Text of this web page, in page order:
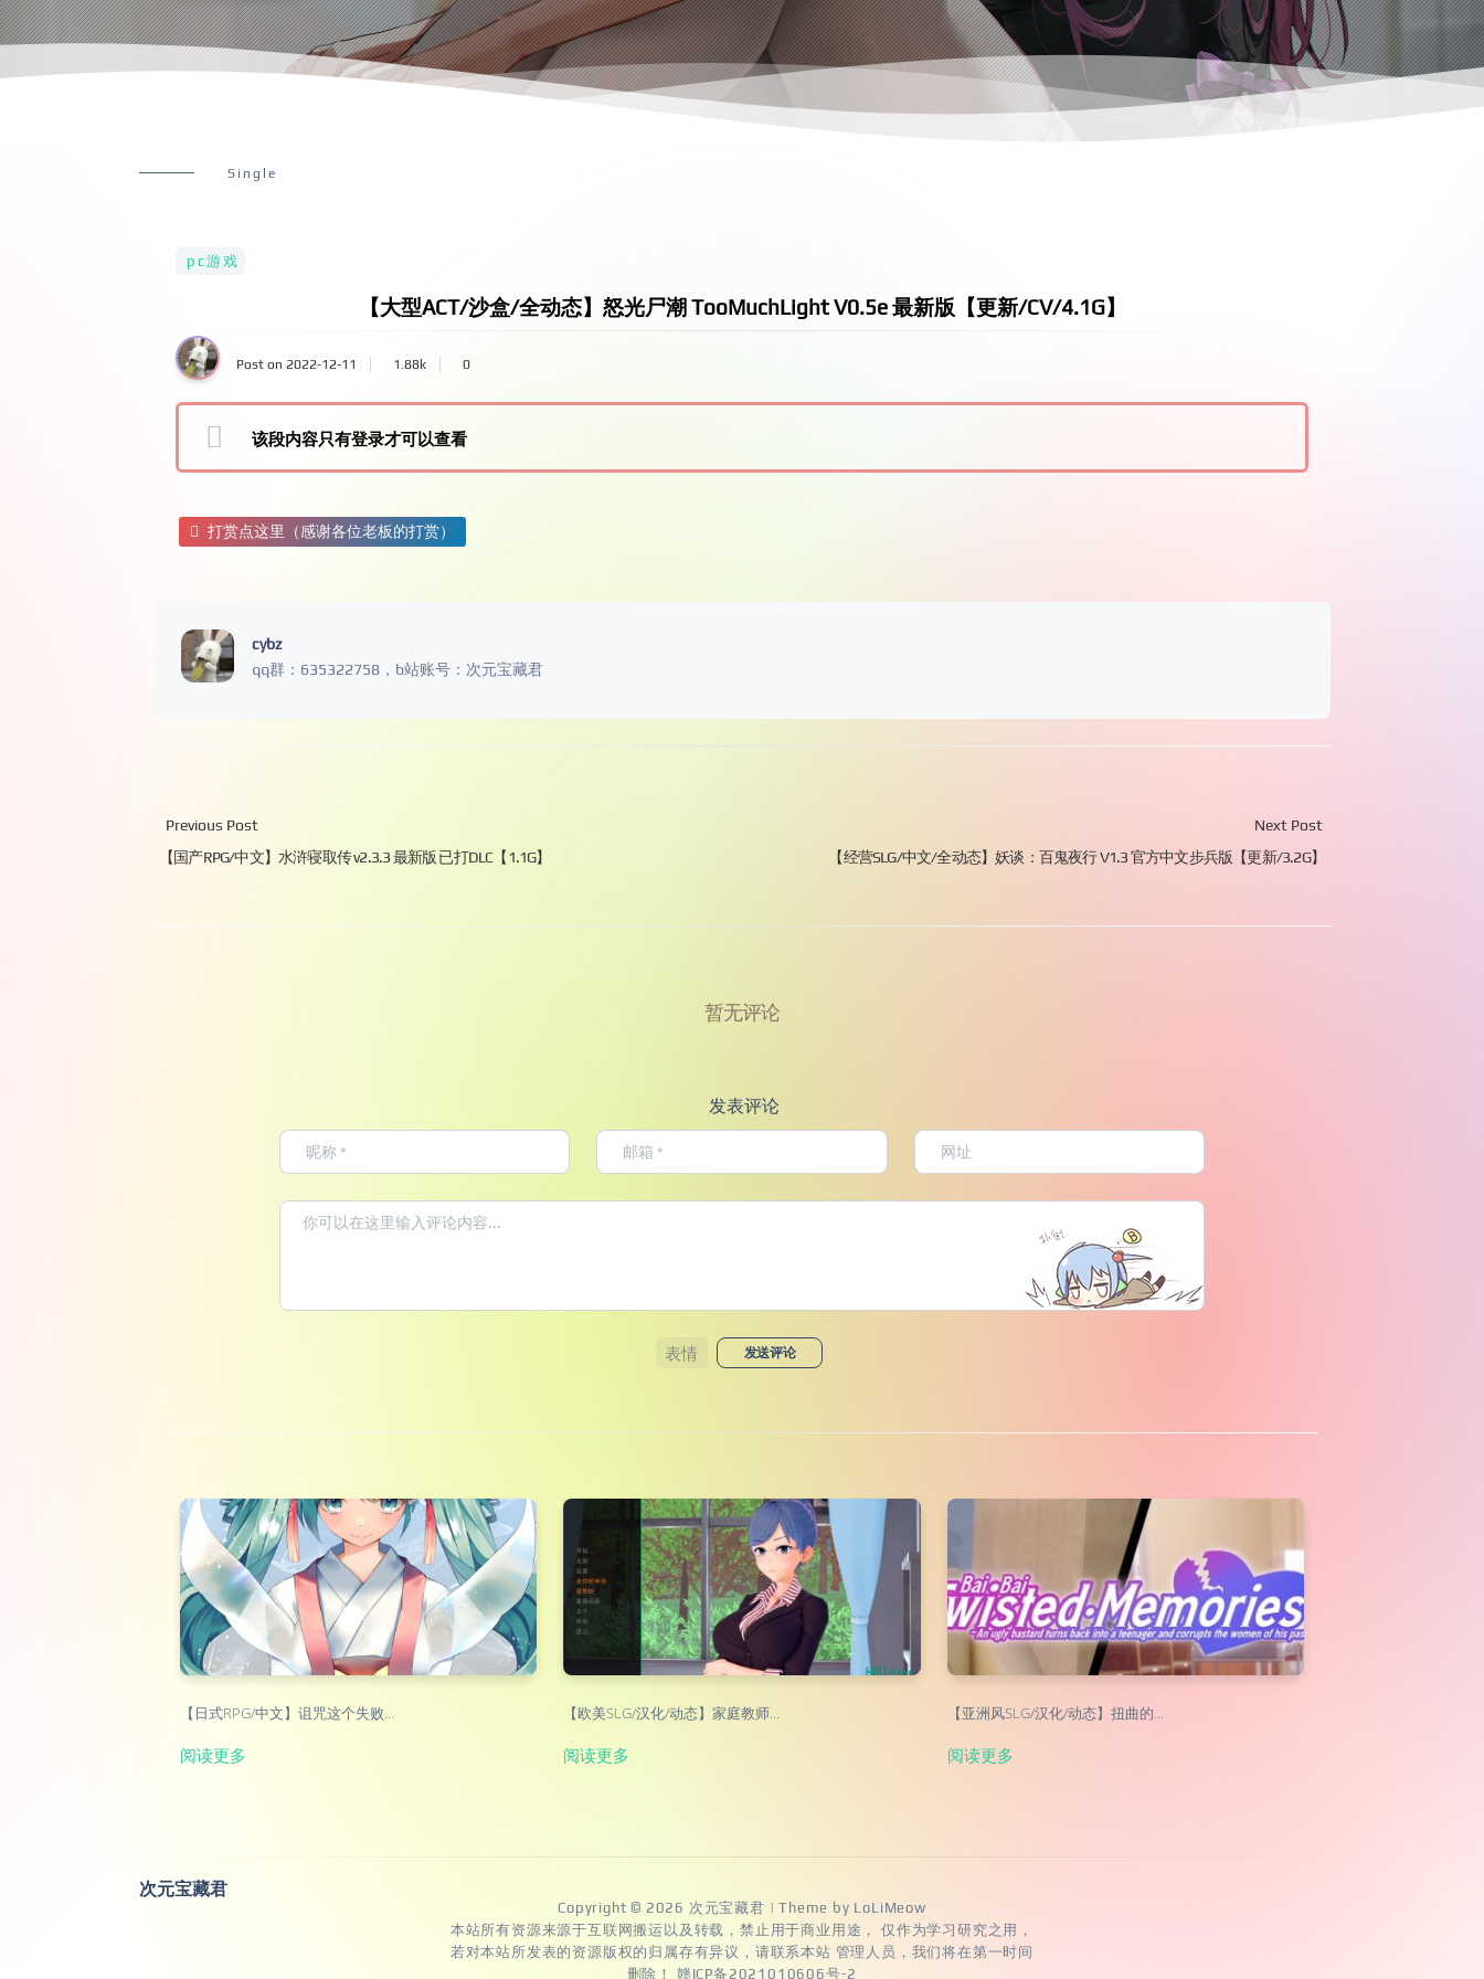
Single
pc游戏
【大型ACT/沙盒/全动态】怒光尸潮 TooMuchLight V0.5e 最新版【更新/CV/4.1G】
Post on 2022-12-11 1.88k 0
该段内容只有登录才可以查看
打赏点这里（感谢各位老板的打赏）
cybz
qq群：635322758，b站账号：次元宝藏君
Previous Post
【国产RPG/中文】水浒寝取传 v2.3.3 最新版 已打DLC【1.1G】
Next Post
【经营SLG/中文/全动态】妖谈：百鬼夜行 V1.3 官方中文步兵版【更新/3.2G】
暂无评论
发表评论
表情 发送评论
【日式RPG/中文】诅咒这个失败…
阅读更多
【欧美SLG/汉化/动态】家庭教师…
阅读更多
【亚洲风SLG/汉化/动态】扭曲的…
阅读更多
次元宝藏君
Copyright © 2026 次元宝藏君 | Theme by LoLiMeow
本站所有资源来源于互联网搬运以及转载，禁止用于商业用途， 仅作为学习研究之用，
若对本站所发表的资源版权的归属存有异议，请联系本站 管理人员，我们将在第一时间
删除！ 赣ICP备2021010606号-2